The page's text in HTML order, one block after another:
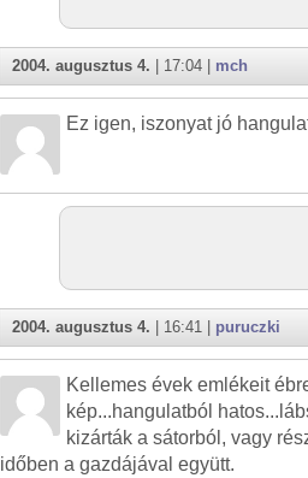
2004. augusztus 4. | 17:04 | mch
Ez igen, iszonyat jó
2004. augusztus 4. | 16:41 | puruczki
Kellemes évek emlékeit
kép...hangulatból
kizárták a sátorból, vagy
időben a gazdájával együtt.